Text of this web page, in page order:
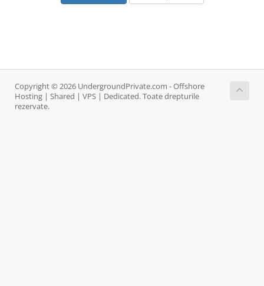
Copyright © 2026 UndergroundPrivate.com - Offshore
Hosting | Shared | VPS | Dedicated. Toate drepturile
rezervate.